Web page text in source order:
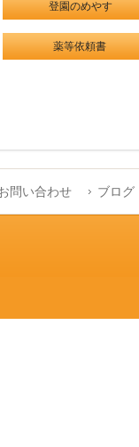
登園のめやす
薬等依頼書
問い合わせ ブログ